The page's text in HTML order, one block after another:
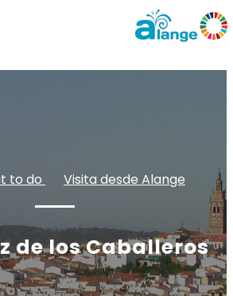
to do Visita desde Alange
de los Caballeros